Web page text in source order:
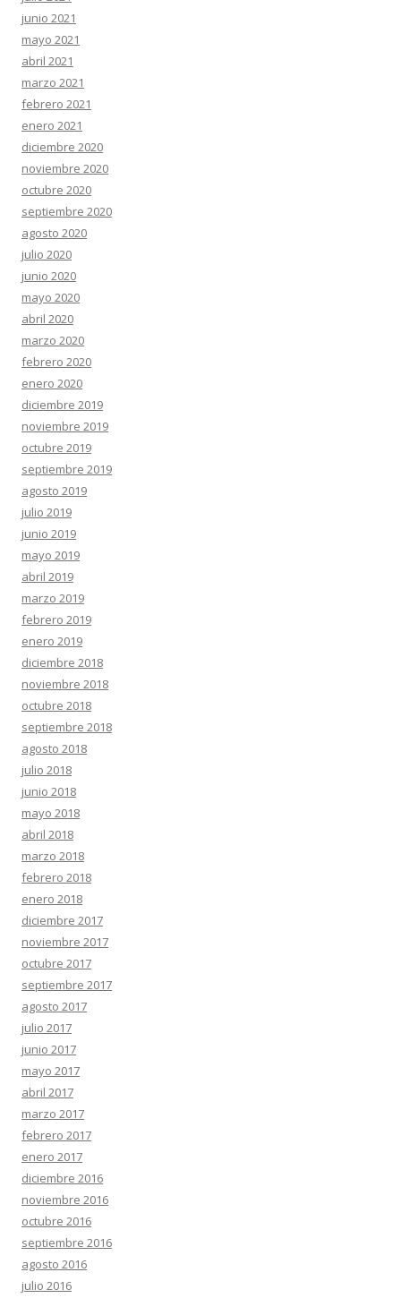
junio 2021
mayo 2021
abril 2021
marzo 2021
febrero 2021
enero 2021
diciembre 2020
noviembre 2020
octubre 2020
septiembre 2020
agosto 2020
julio 2020
junio 2020
mayo 2020
abril 2020
marzo 2020
febrero 2020
enero 2020
diciembre 2019
noviembre 2019
octubre 2019
septiembre 2019
agosto 2019
julio 2019
junio 2019
mayo 2019
abril 2019
marzo 2019
febrero 2019
enero 2019
diciembre 2018
noviembre 2018
octubre 2018
septiembre 2018
agosto 2018
julio 2018
junio 2018
mayo 2018
abril 2018
marzo 2018
febrero 2018
enero 2018
diciembre 2017
noviembre 2017
octubre 2017
septiembre 2017
agosto 2017
julio 2017
junio 2017
mayo 2017
abril 2017
marzo 2017
febrero 2017
enero 2017
diciembre 2016
noviembre 2016
octubre 2016
septiembre 2016
agosto 2016
julio 2016